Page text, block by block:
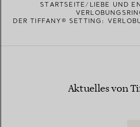
STARTSEITE
LIEBE UND
DER TIFFANY® SETTING:
Aktuelles von